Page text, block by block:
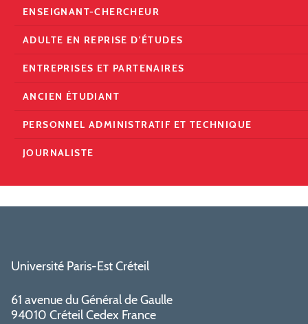
ENSEIGNANT-CHERCHEUR
ADULTE EN REPRISE D'ÉTUDES
ENTREPRISES ET PARTENAIRES
ANCIEN ÉTUDIANT
PERSONNEL ADMINISTRATIF ET TECHNIQUE
JOURNALISTE
Université Paris-Est Créteil
61 avenue du Général de Gaulle
94010 Créteil Cedex France